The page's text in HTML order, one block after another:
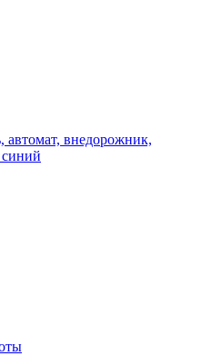
автомат, внедорожник,